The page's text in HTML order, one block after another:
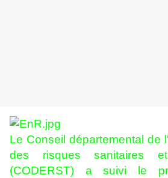
Le Conseil départemental de
des risques sanitaires et
(CODERST) a suivi le